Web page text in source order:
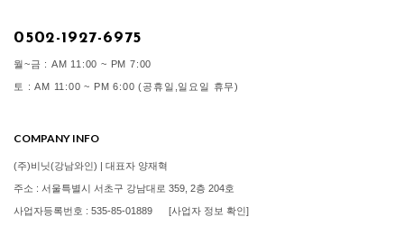
0502-1927-6975
월~금 : AM 11:00 ~ PM 7:00
토 : AM 11:00 ~ PM 6:00 (공휴일,일요일 휴무)
COMPANY INFO
(주)비닛(강남와인) | 대표자 양재혁
주소 : 서울특별시 서초구 강남대로 359, 2층 204호
사업자등록번호 : 535-85-01889 [사업자 정보 확인]